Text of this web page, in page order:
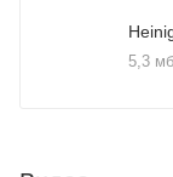
5,3 мб